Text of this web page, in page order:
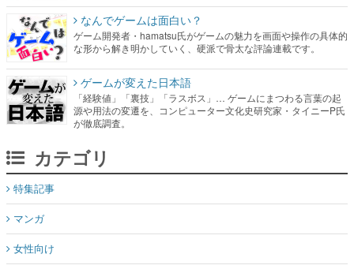
なんでゲームは面白い？
ゲーム開発者・hamatsu氏がゲームの魅力を画面や操作の具体的
な形から解き明かしていく、硬派で骨太な評論連載です。
ゲームが変えた日本語
「経験値」「裏技」「ラスボス」… ゲームにまつわる言葉の起
源や用法の変遷を、コンピューター文化史研究家・タイニーP氏
が徹底調査。
カテゴリ
特集記事
マンガ
女性向け